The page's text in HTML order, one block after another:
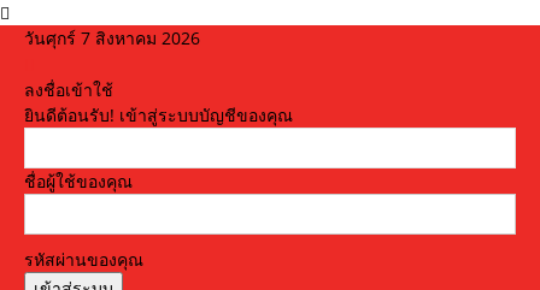
วันศุกร์ 7 สิงหาคม 2026
ลงชื่อเข้าใช้
ยินดีต้อนรับ! เข้าสู่ระบบบัญชีของคุณ
ชื่อผู้ใช้ของคุณ
รหัสผ่านของคุณ